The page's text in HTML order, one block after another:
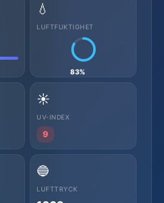
💧
LUFTFUKTIGHET
83%
☀️
UV-INDEX
9
🔵
LUFTTRYCK